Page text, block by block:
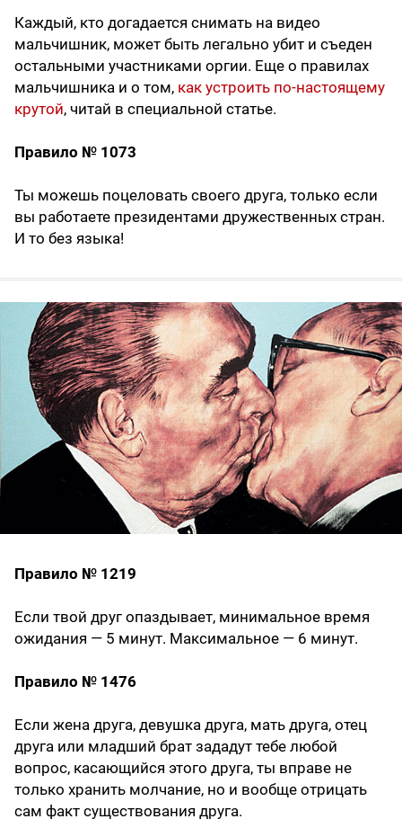
Каждый, кто догадается снимать на видео
мальчишник, может быть легально убит и съеден
остальными участниками оргии. Еще о правилах
мальчишника и о том, как устроить по-настоящему
крутой, читай в специальной статье.
Правило № 1073
Ты можешь поцеловать своего друга, только если
вы работаете президентами дружественных стран.
И то без языка!
Правило № 1219
Если твой друг опаздывает, минимальное время
ожидания — 5 минут. Максимальное — 6 минут.
Правило № 1476
Если жена друга, девушка друга, мать друга, отец
друга или младший брат зададут тебе любой
вопрос, касающийся этого друга, ты вправе не
только хранить молчание, но и вообще отрицать
сам факт существования друга.